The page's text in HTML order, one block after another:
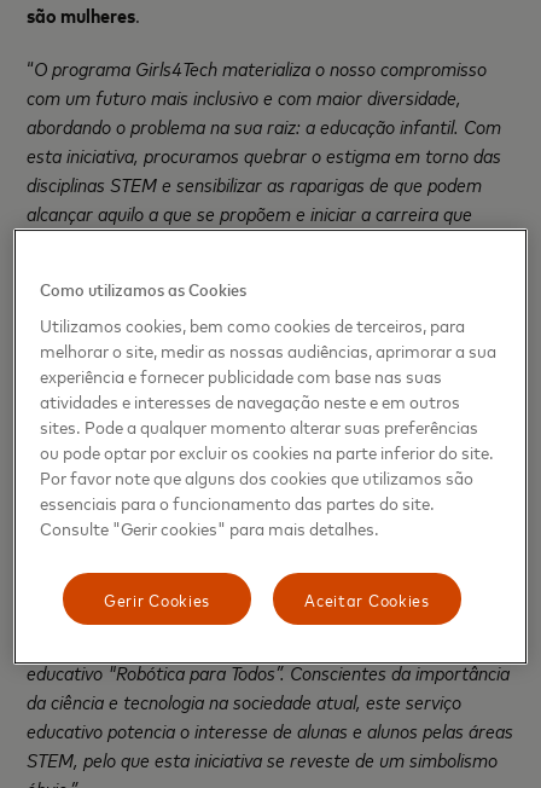
são mulheres.
“O programa Girls4Tech materializa o nosso compromisso
com um futuro mais inclusivo e com maior diversidade,
abordando o problema na sua raiz: a educação infantil. Com
esta iniciativa, procuramos quebrar o estigma em torno das
disciplinas STEM e sensibilizar as raparigas de que podem
alcançar aquilo a que se propõem e iniciar a carreira que
Municipal de Torres Vedras e ao Agrupamento de Escolas de
São Gonçalo por nos abrirem as suas portas e nos
permitirem celebrar mais uma edição do Girls4tech com as
suas alunas.”
Laura Rodrigues, Presidente da Câmara Municipal de
Torres Vedras, salienta a importância desta iniciativa
referindo que“o programa Girls4Tech está alinhado com
aquela que é a estratégia de Educação da Câmara Municipal
Escolas de São Gonçalo. Este agrupamento foi pioneiro na
aposta nas áreas da robótica e programação, uma oferta
educativo "Robótica para Todos”.Conscientes da importância
da ciência e tecnologia na sociedade atual, este serviço
educativo potencia o interesse de alunas e alunos pelas áreas
STEM, pelo que esta iniciativa se reveste de um simbolismo
Como utilizamos as Cookies
Utilizamos cookies, bem como cookies de terceiros, para
melhorar o site, medir as nossas audiências, aprimorar a sua
experiência e fornecer publicidade com base nas suas
atividades e interesses de navegação neste e em outros
sites. Pode a qualquer momento alterar suas preferências
ou pode optar por excluir os cookies na parte inferior do site.
Por favor note que alguns dos cookies que utilizamos são
essenciais para o funcionamento das partes do site.
Consulte "Gerir cookies" para mais detalhes.
Aceitar Cookies
Gerir Cookies